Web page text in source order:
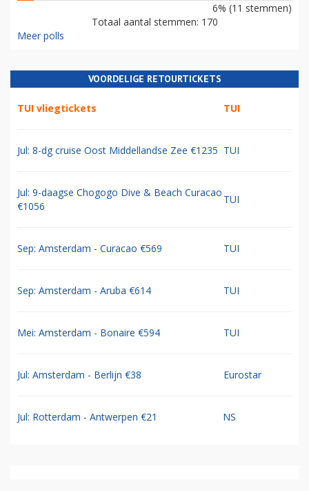
6% (11 stemmen)
Totaal aantal stemmen: 170
Meer polls
VOORDELIGE RETOURTICKETS
TUI vliegtickets TUI
Jul: 8-dg cruise Oost Middellandse Zee €1235 TUI
Jul: 9-daagse Chogogo Dive & Beach Curacao
€1056
TUI
Sep: Amsterdam - Curacao €569 TUI
Sep: Amsterdam - Aruba €614 TUI
Mei: Amsterdam - Bonaire €594 TUI
Jul: Amsterdam - Berlijn €38 Eurostar
Jul: Rotterdam - Antwerpen €21 NS